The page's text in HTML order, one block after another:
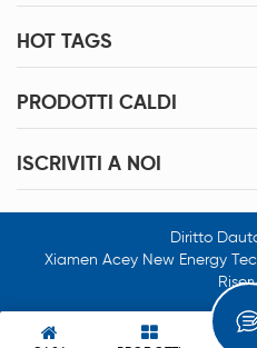
HOT TAGS
PRODOTTI CALDI
ISCRIVITI A NOI
Diritto
Xiamen Acey New Energy